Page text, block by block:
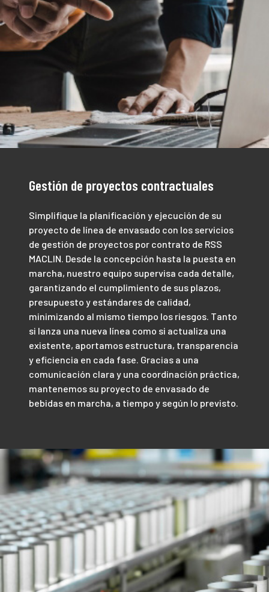
Gestión de proyectos contractuales
Simplifique la planificación y ejecución de su
proyecto de línea de envasado con los servicios
de gestión de proyectos por contrato de RSS
MACLIN. Desde la concepción hasta la puesta en
marcha, nuestro equipo supervisa cada detalle,
garantizando el cumplimiento de sus plazos,
presupuesto y estándares de calidad,
minimizando al mismo tiempo los riesgos. Tanto
si lanza una nueva línea como si actualiza una
existente, aportamos estructura, transparencia
y eficiencia en cada fase. Gracias a una
comunicación clara y una coordinación práctica,
mantenemos su proyecto de envasado de
bebidas en marcha, a tiempo y según lo previsto.